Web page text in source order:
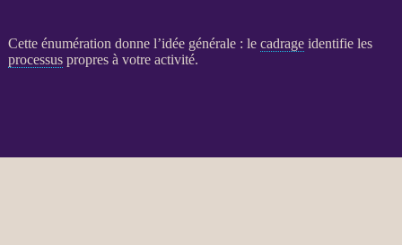
Cette énumération donne l’idée générale : le cadrageidentifie les
processuspropres à votre activité.